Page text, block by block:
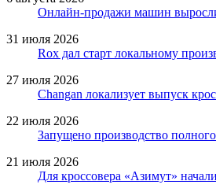
Онлайн-продажи машин
31 июля 2026
Rox дал старт локальному
27 июля 2026
Changan локализует выпуск
22 июля 2026
Запущено производство
21 июля 2026
Для кроссовера «Азимут»